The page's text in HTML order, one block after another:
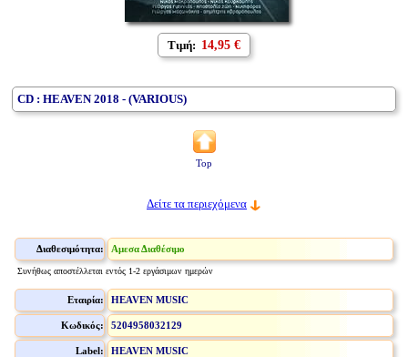
Τιμή: 14,95 €
CD : HEAVEN 2018 - (VARIOUS)
Top
Δείτε τα περιεχόμενα
Διαθεσιμότητα: Αμεσα Διαθέσιμο
Συνήθως αποστέλλεται εντός 1-2 εργάσιμων ημερών
Εταιρία: HEAVEN MUSIC
Κωδικός: 5204958032129
Label: HEAVEN MUSIC